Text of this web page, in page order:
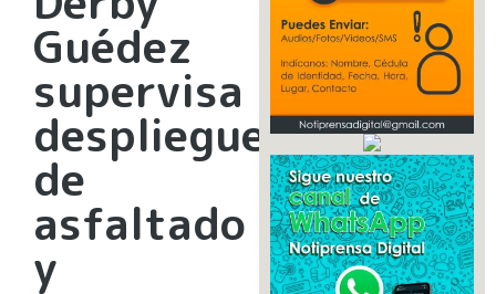
Guédez
supervisa
despliegue
de
asfaltado
y